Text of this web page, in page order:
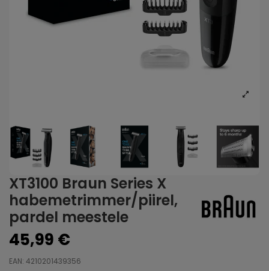
XT3100 Braun Series X
habemetrimmer/piirel,
pardel meestele
45,99 €
EAN: 4210201439356